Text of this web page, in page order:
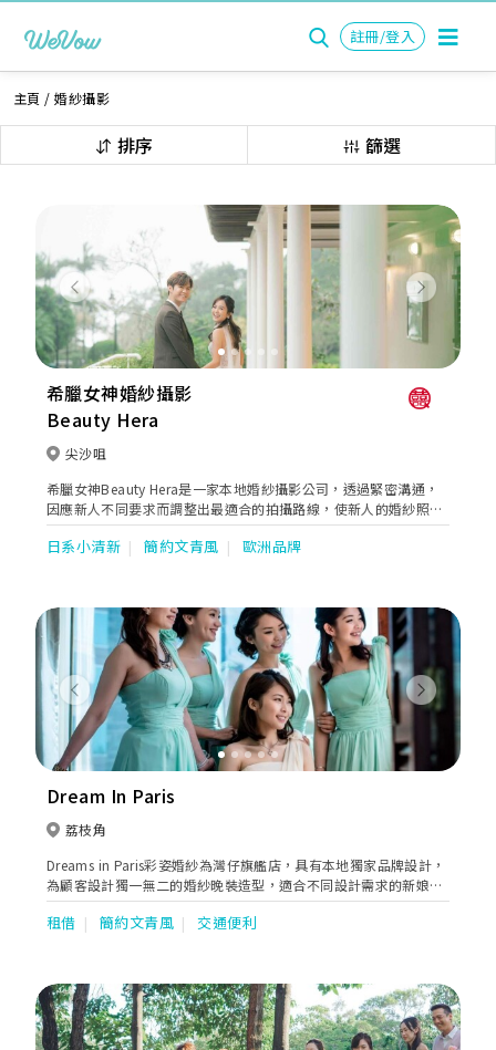
註冊/登入
主頁 /婚紗攝影
排序 篩選
Previous Next
希臘女神婚紗攝影
Beauty Hera
尖沙咀
希臘女神Beauty Hera是一家本地婚紗攝影公司，透過緊密溝通，
因應新人不同要求而調整出最適合的拍攝路線，使新人的婚紗照有
著連貫的故事性。同時亦貼心地提供全方位的婚嫁服務。位於婚紗
街的希臘女神提供一站式婚紗外租，婚紗攝影及婚紗攝錄等服務。
日系小清新 簡約文青風 歐洲品牌
Previous Next
Dream In Paris
荔枝角
Dreams in Paris彩姿婚紗為灣仔旗艦店，具有本地獨家品牌設計，
為顧客設計獨一無二的婚紗晚裝造型，適合不同設計需求的新娘。
另有媽咪/主人家/宴會服/姊妹裙/租借及訂造服務，且提供專業星
级化妝髮型：新娘妝頭/姊妹妝頭/主人家妝頭/男士妝頭及形象指
人手美容服務，內外兼備，務求為新人提供優質的婚禮服務，令客
人婚禮達至完美。 具有20 年化妝及婚禮經驗，歡迎各位預約查
詢，在灣仔1000尺舒適的環境下，見証婚禮過程的成長。我們團隊
會貼心為大家服務及解答。你們的支持就是我們前進的動力。
租借 簡約文青風 交通便利